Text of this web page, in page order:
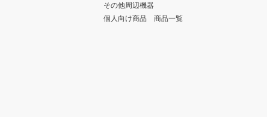
その他周辺機器
個人向け商品 商品一覧